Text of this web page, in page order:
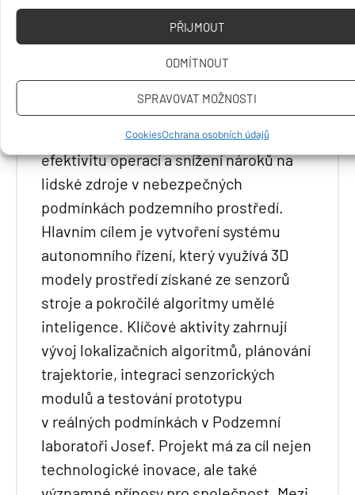
PŘIJMOUT
ODMÍTNOUT
SPRAVOVAT MOŽNOSTI
CookiesOchrana osobních údajů
elektrického smykem řízeného stroje
pro podzemní stavby, který bude
schopen navigace v prostředí bez GPS.
Projekt reaguje na potřeby důlního
a stavebního průmyslu, kde je kladen
důraz na zvýšení bezpečnosti práce,
efektivitu operací a snížení nároků na
lidské zdroje v nebezpečných
podmínkách podzemního prostředí.
Hlavním cílem je vytvoření systému
autonomního řízení, který využívá 3D
modely prostředí získané ze senzorů
stroje a pokročilé algoritmy umělé
inteligence. Klíčové aktivity zahrnují
vývoj lokalizačních algoritmů, plánování
trajektorie, integraci senzorických
modulů a testování prototypu
v reálných podmínkách v Podzemní
laboratoři Josef. Projekt má za cíl nejen
technologické inovace, ale také